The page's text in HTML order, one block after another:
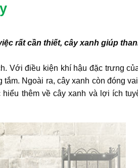
rất cần thiết, cây xanh giúp
Với điều kiện khí hậu đặc trưng
Ngoài ra, cây xanh còn đóng
thêm về cây xanh và lợi ích